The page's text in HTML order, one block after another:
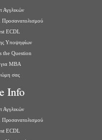
Αγγλικών
Προσανατολισμού
ECDL
Υποψηφίων
the Question
ΜBA
σας
Info
Αγγλικών
Προσανατολισμού
ECDL